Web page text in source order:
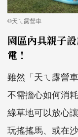
©天ㄟ露營車
園區內具親子
電！
雖然「天ㄟ露營
不需擔心如何消
綠草地可以放心
玩搖搖馬、或在